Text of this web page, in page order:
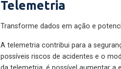
Transforme dados em ação e
A telemetria contribui para a
possíveis riscos de acidentes e o
da telemetria, é possível aumentar